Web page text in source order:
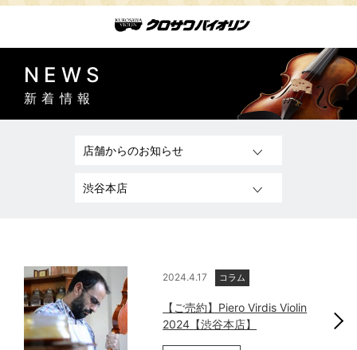
NEWS
新着情報
2024.4.17 コラム
【ご売約】Piero Virdis Violin
2024【渋谷本店】